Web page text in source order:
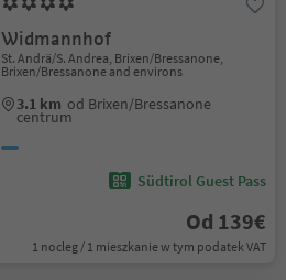
Widmannhof
St. Andrä/S. Andrea, Brixen/Bressanone,
Brixen/Bressanone and environs
3.1 km od Brixen/Bressanone
centrum
Südtirol Guest Pass
Od 139€
1 nocleg / 1 mieszkanie w tym podatek VAT